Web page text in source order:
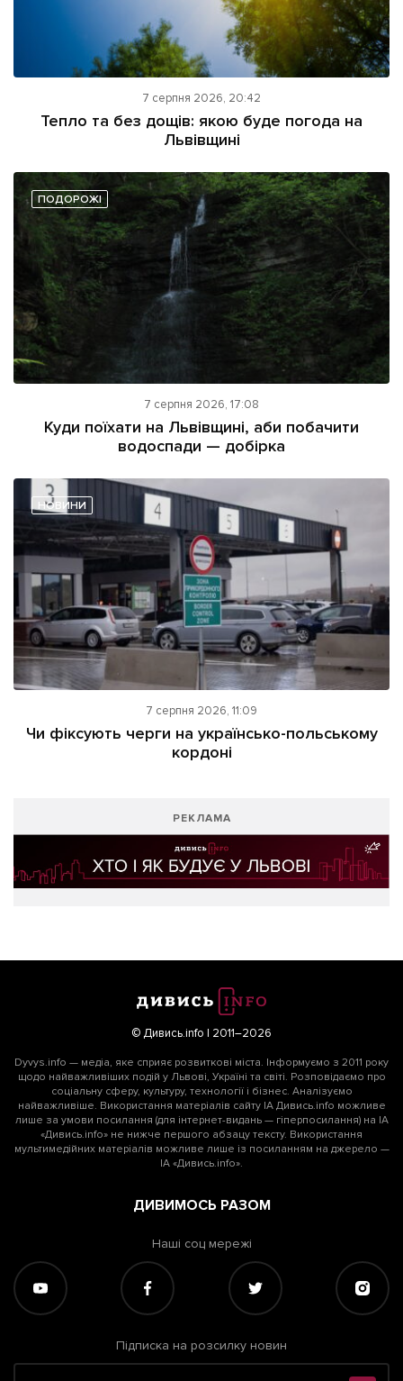
7 серпня 2026, 20:42
Тепло та без дощів: якою буде погода на
Львівщині
ПОДОРОЖІ
7 серпня 2026, 17:08
Куди поїхати на Львівщині, аби побачити
водоспади — добірка
НОВИНИ
7 серпня 2026, 11:09
Чи фіксують черги на українсько-польському
кордоні
РЕКЛАМА
© Дивись.info | 2011–2026
Dyvys.info — медіа, яке сприяє розвиткові міста. Інформуємо з 2011 року
щодо найважливіших подій у Львові, Україні та світі. Розповідаємо про
соціальну сферу, культуру, технології і бізнес. Аналізуємо
найважливіше. Використання матеріалів сайту ІА Дивись.info можливе
лише за умови посилання (для інтернет-видань — гіперпосилання) на ІА
«Дивись.info» не нижче першого абзацу тексту. Використання
мультимедійних матеріалів можливе лише із посиланням на джерело —
ІА «Дивись.info».
ДИВИМОСЬ РАЗОМ
Наші соц мережі
Підписка на розсилку новин